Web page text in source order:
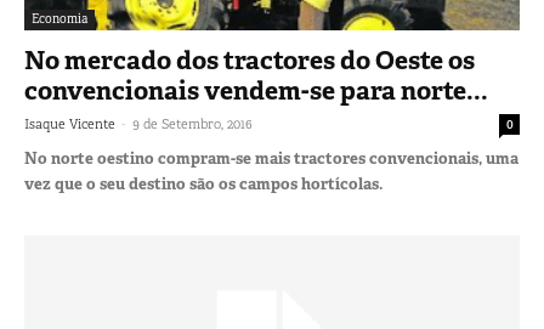
Economia
No mercado dos tractores do Oeste os
convencionais vendem-se para norte...
Isaque Vicente - 9 de Setembro, 2016 0
No norte oestino compram-se mais tractores convencionais, uma
vez que o seu destino são os campos hortícolas.